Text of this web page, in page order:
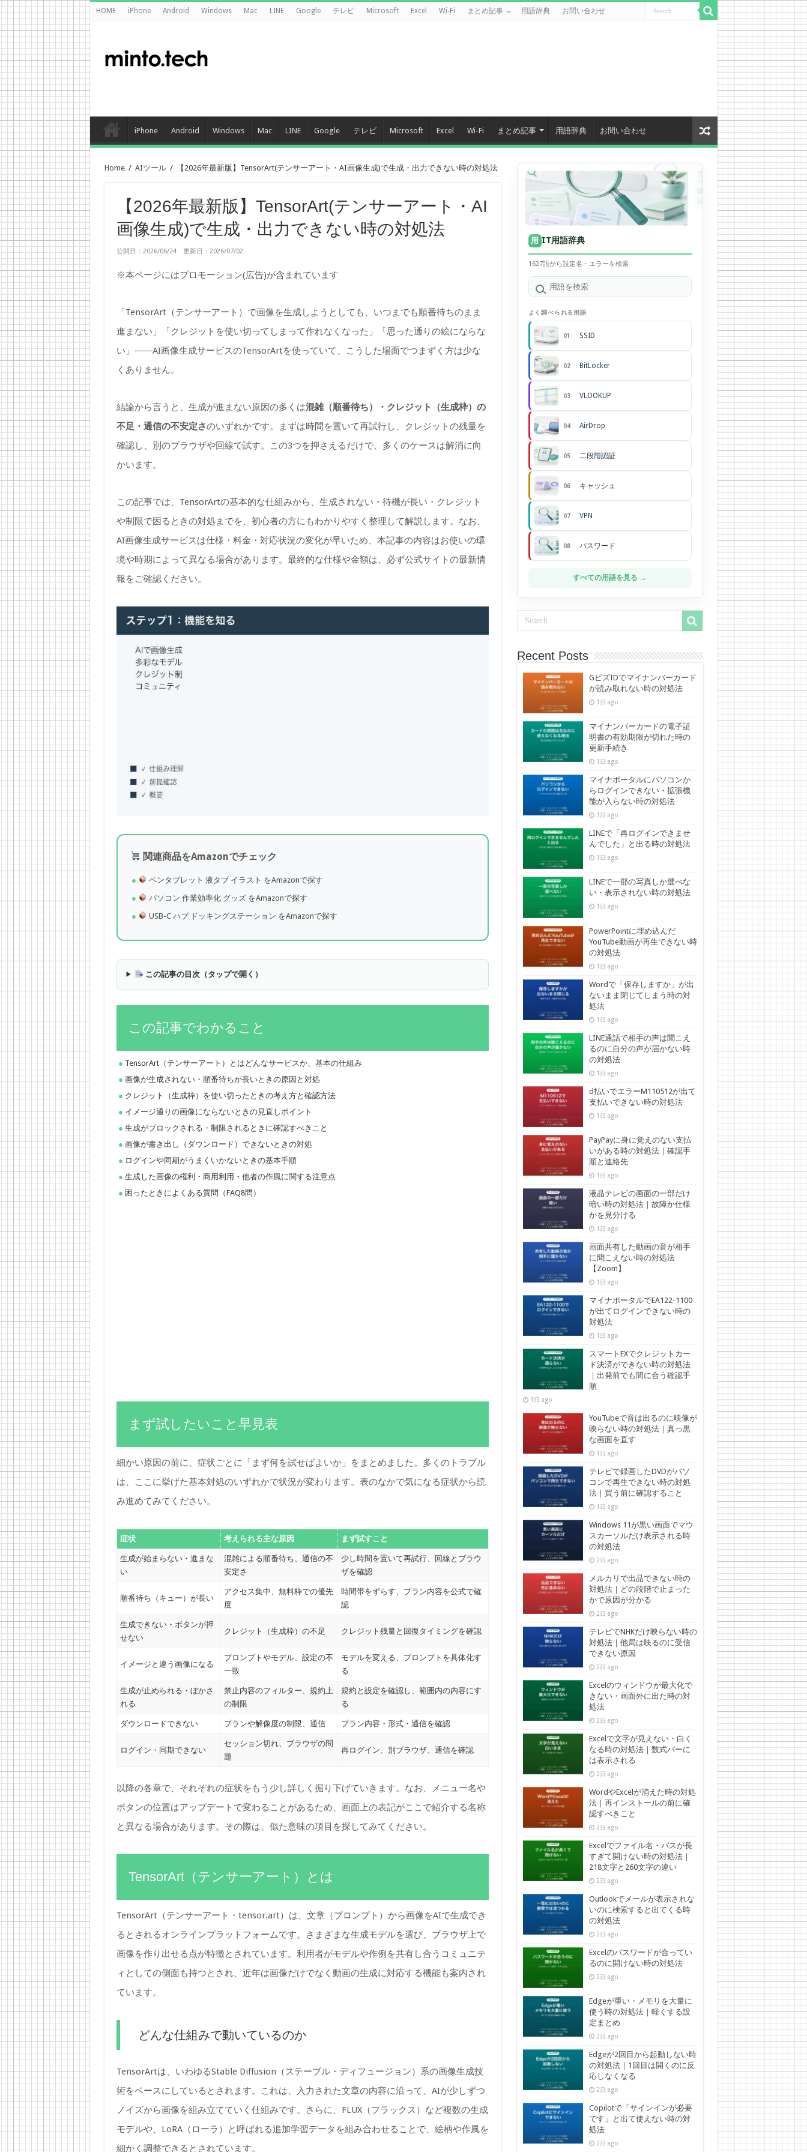
HOME iPhone Android Windows Mac LINE Google テレビ Microsoft Excel Wi-Fi まとめ記事 用語辞典 お問い合わせ
iPhone Android Windows Mac LINE Google テレビ Microsoft Excel Wi-Fi まとめ記事 用語辞典 お問い合わせ
Home / AIツール / 【2026年最新版】TensorArt(テンサーアート・AI画像生成)で生成・出力できない時の対処法
【2026年最新版】TensorArt(テンサーアート・AI
画像生成)で生成・出力できない時の対処法
公開日：2026/06/24 更新日：2026/07/02
※本ページにはプロモーション(広告)が含まれています
「TensorArt（テンサーアート）で画像を生成しようとしても、いつまでも順番待ちのまま
進まない」「クレジットを使い切ってしまって作れなくなった」「思った通りの絵にならな
い」――AI画像生成サービスのTensorArtを使っていて、こうした場面でつまずく方は少な
くありません。
結論から言うと、生成が進まない原因の多くは混雑（順番待ち）・クレジット（生成枠）の
不足・通信の不安定さのいずれかです。まずは時間を置いて再試行し、クレジットの残量を
確認し、別のブラウザや回線で試す。この3つを押さえるだけで、多くのケースは解消に向
かいます。
この記事では、TensorArtの基本的な仕組みから、生成されない・待機が長い・クレジット
や制限で困るときの対処までを、初心者の方にもわかりやすく整理して解説します。なお、
AI画像生成サービスは仕様・料金・対応状況の変化が早いため、本記事の内容はお使いの環
境や時期によって異なる場合があります。最終的な仕様や金額は、必ず公式サイトの最新情
報をご確認ください。
関連商品をAmazonでチェック
ペンタブレット 液タブ イラスト をAmazonで探す
パソコン 作業効率化 グッズ をAmazonで探す
USB-C ハブ ドッキングステーション をAmazonで探す
この記事の目次（タップで開く）
この記事でわかること
TensorArt（テンサーアート）とはどんなサービスか、基本の仕組み
画像が生成されない・順番待ちが長いときの原因と対処
クレジット（生成枠）を使い切ったときの考え方と確認方法
イメージ通りの画像にならないときの見直しポイント
生成がブロックされる・制限されるときに確認すべきこと
画像が書き出し（ダウンロード）できないときの対処
ログインや同期がうまくいかないときの基本手順
生成した画像の権利・商用利用・他者の作風に関する注意点
困ったときによくある質問（FAQ8問）
まず試したいこと早見表
細かい原因の前に、症状ごとに「まず何を試せばよいか」をまとめました。多くのトラブル
は、ここに挙げた基本対処のいずれかで状況が変わります。表のなかで気になる症状から読
み進めてみてください。
症状 考えられる主な原因 まず試すこと
生成が始まらない・進まな
い
混雑による順番待ち、通信の不
安定さ
少し時間を置いて再試行、回線とブラウ
ザを確認
順番待ち（キュー）が長い
アクセス集中、無料枠での優先
度
時間帯をずらす、プラン内容を公式で確
認
生成できない・ボタンが押
せない
クレジット（生成枠）の不足 クレジット残量と回復タイミングを確認
イメージと違う画像になる
プロンプトやモデル、設定の不
一致
モデルを変える、プロンプトを具体化す
る
生成が止められる・ぼかさ
れる
禁止内容のフィルター、規約上
の制限
規約と設定を確認し、範囲内の内容にす
る
ダウンロードできない プランや解像度の制限、通信 プラン内容・形式・通信を確認
ログイン・同期できない
セッション切れ、ブラウザの問
題
再ログイン、別ブラウザ、通信を確認
以降の各章で、それぞれの症状をもう少し詳しく掘り下げていきます。なお、メニュー名や
ボタンの位置はアップデートで変わることがあるため、画面上の表記がここで紹介する名称
と異なる場合があります。その際は、似た意味の項目を探してみてください。
TensorArt（テンサーアート）とは
TensorArt（テンサーアート・tensor.art）は、文章（プロンプト）から画像をAIで生成でき
るとされるオンラインプラットフォームです。さまざまな生成モデルを選び、ブラウザ上で
画像を作り出せる点が特徴とされています。利用者がモデルや作例を共有し合うコミュニテ
ィとしての側面も持つとされ、近年は画像だけでなく動画の生成に対応する機能も案内され
ています。
どんな仕組みで動いているのか
TensorArtは、いわゆるStable Diffusion（ステーブル・ディフュージョン）系の画像生成技
術をベースにしているとされます。これは、入力された文章の内容に沿って、AIが少しずつ
ノイズから画像を組み立てていく仕組みです。さらに、FLUX（フラックス）など複数の生成
モデルや、LoRA（ローラ）と呼ばれる追加学習データを組み合わせることで、絵柄や作風を
細かく調整できるとされています。
用 IT用語辞典
1627語から設定名・エラーを検索
よく調べられる用語
01 SSID
02 BitLocker
03 VLOOKUP
04 AirDrop
05 二段階認証
06 キャッシュ
07 VPN
08 パスワード
すべての用語を見る →
Recent Posts
GビズIDでマイナンバーカード
が読み取れない時の対処法
1日 ago
マイナンバーカードの電子証
明書の有効期限が切れた時の
更新手続き
1日 ago
マイナポータルにパソコンか
らログインできない・拡張機
能が入らない時の対処法
1日 ago
LINEで「再ログインできませ
んでした」と出る時の対処法
1日 ago
LINEで一部の写真しか選べな
い・表示されない時の対処法
1日 ago
PowerPointに埋め込んだ
YouTube動画が再生できない時
の対処法
1日 ago
Wordで「保存しますか」が出
ないまま閉じてしまう時の対
処法
1日 ago
LINE通話で相手の声は聞こえ
るのに自分の声が届かない時
の対処法
1日 ago
d払いでエラーM110512が出て
支払いできない時の対処法
1日 ago
PayPayに身に覚えのない支払
いがある時の対処法｜確認手
順と連絡先
1日 ago
液晶テレビの画面の一部だけ
暗い時の対処法｜故障か仕様
かを見分ける
1日 ago
画面共有した動画の音が相手
に聞こえない時の対処法
【Zoom】
1日 ago
マイナポータルでEA122-1100
が出てログインできない時の
対処法
1日 ago
スマートEXでクレジットカー
ド決済ができない時の対処法
｜出発前でも間に合う確認手
順
1日 ago
YouTubeで音は出るのに映像が
映らない時の対処法｜真っ黒
な画面を直す
1日 ago
テレビで録画したDVDがパソ
コンで再生できない時の対処
法｜買う前に確認すること
1日 ago
Windows 11が黒い画面でマウ
スカーソルだけ表示される時
の対処法
2日 ago
メルカリで出品できない時の
対処法｜どの段階で止まった
かで原因が分かる
2日 ago
テレビでNHKだけ映らない時の
対処法｜他局は映るのに受信
できない原因
2日 ago
Excelのウィンドウが最大化で
きない・画面外に出た時の対
処法
2日 ago
Excelで文字が見えない・白く
なる時の対処法｜数式バーに
は表示される
2日 ago
WordやExcelが消えた時の対処
法｜再インストールの前に確
認すべきこと
2日 ago
Excelでファイル名・パスが長
すぎて開けない時の対処法｜
218文字と260文字の違い
2日 ago
Outlookでメールが表示されな
いのに検索すると出てくる時
の対処法
2日 ago
Excelのパスワードが合ってい
るのに開けない時の対処法
2日 ago
Edgeが重い・メモリを大量に
使う時の対処法｜軽くする設
定まとめ
2日 ago
Edgeが2回目から起動しない時
の対処法｜1回目は開くのに反
応しなくなる
2日 ago
Copilotで「サインインが必要
です」と出て使えない時の対
処法
2日 ago